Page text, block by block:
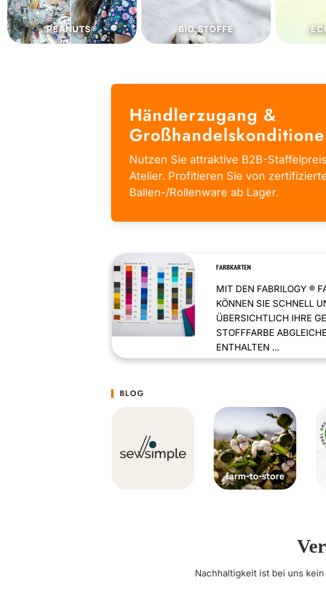
BIO.STOFFE ECO.STOFFE
Händlerzugang &
Nutzen Sie attraktive B2B-
Atelier. Profitieren Sie von
Ballen-/Rollenware ab Lager.
FARBKARTEN
MIT DEN FABRILOGY ®
KÖNNEN SIE SCHNELL
ÜBERSICHTLICH IHRE
STOFFFARBE
ENTHALTEN ...
BLOG
Nachhaltigkeit ist bei uns